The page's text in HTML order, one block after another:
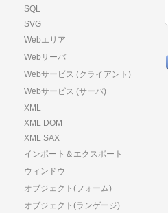
SQL
SVG
Webエリア
Webサーバ
Webサービス (クライアント)
Webサービス (サーバ)
XML
XML DOM
XML SAX
インポート＆エクスポート
ウィンドウ
オブジェクト(フォーム)
オブジェクト(ランゲージ)